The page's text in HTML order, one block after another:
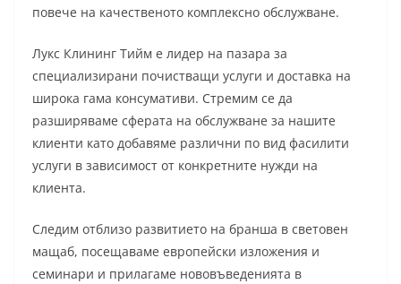
повече на качественото комплексно обслужване.
Лукс Клининг Тийм е лидер на пазара за
специализирани почистващи услуги и доставка на
широка гама консумативи. Стремим се да
разширяваме сферата на обслужване за нашите
клиенти като добавяме различни по вид фасилити
услуги в зависимост от конкретните нужди на
клиента.
Следим отблизо развитието на бранша в световен
мащаб, посещаваме европейски изложения и
семинари и прилагаме нововъведенията в